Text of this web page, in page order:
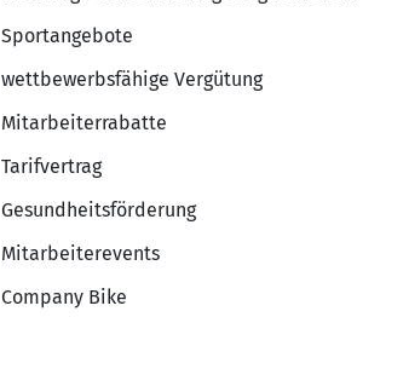
Sportangebote
wettbewerbsfähige Vergütung
Mitarbeiterrabatte
Tarifvertrag
Gesundheitsförderung
Mitarbeiterevents
Company Bike